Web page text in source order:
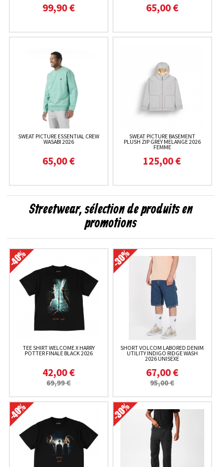
99,90 € 65,00 €
SWEAT PICTURE ESSENTIAL CREW
WASABI 2026
65,00 €
SWEAT PICTURE BASEMENT
PLUSH ZIP GREY MELANGE 2026
FEMME
125,00 €
Streetwear, sélection de produits en
promotions
TEE SHIRT WELCOME X HARRY
POTTER FINALE BLACK 2026
42,00 €
69,99 €
SHORT VOLCOM LABORED DENIM
UTILITY INDIGO RIDGE WASH
2026 UNISEXE
67,00 €
95,00 €